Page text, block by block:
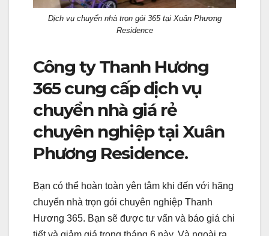
Dịch vụ chuyển nhà trọn gói 365 tại Xuân Phương
Residence
Công ty Thanh Hương
365 cung cấp dịch vụ
chuyển nhà giá rẻ
chuyên nghiệp tại Xuân
Phương Residence.
Bạn có thể hoàn toàn yên tâm khi đến với hãng
chuyển nhà trọn gói chuyên nghiệp Thanh
Hương 365. Bạn sẽ được tư vấn và báo giá chi